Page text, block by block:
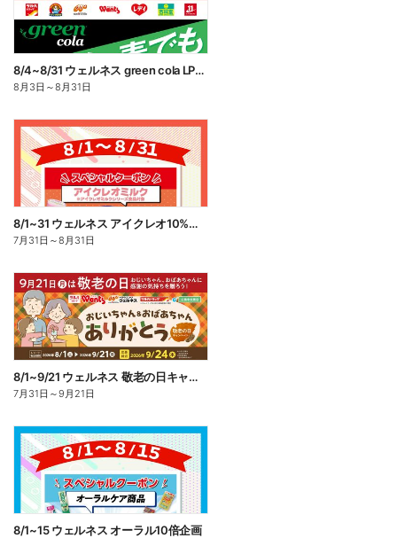
8/4~8/31 ウェルネス green cola LP企画
8月3日 ～8月31日
8/1~31 ウェルネス アイクレオ10%ポイント還元
7月31日 ～8月31日
8/1~9/21 ウェルネス 敬老の日キャンペーン
7月31日 ～9月21日
8/1~15 ウェルネス オーラル10倍企画